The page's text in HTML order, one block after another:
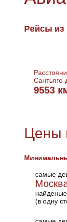
Рейсы из
9553
Цены
самые
(в одну